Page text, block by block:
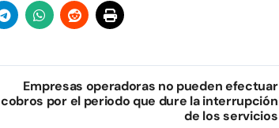
Empresas operadoras no pueden efectuar
cobros por el periodo que dure la interrupción
de los servicios